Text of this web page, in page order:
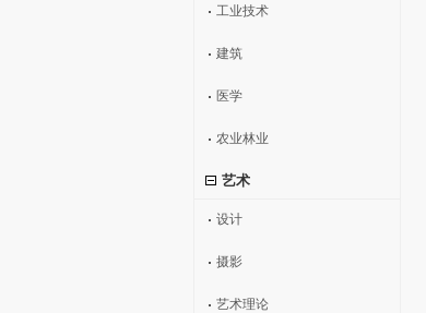
工业技术
建筑
医学
农业林业
艺术
设计
摄影
艺术理论